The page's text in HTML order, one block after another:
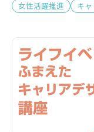
女性活躍推進 キ